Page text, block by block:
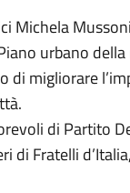
Michela
urbano
migliorare
di Partito
Fratelli